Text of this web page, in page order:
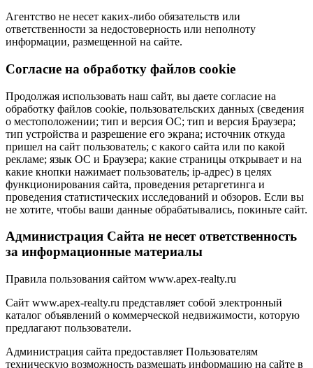
Агентство не несет каких-либо обязательств или
ответственности за недостоверность или неполноту
информации, размещенной на сайте.
Cогласие на обработку файлов cookie
Продолжая использовать наш сайт, вы даете согласие на
обработку файлов cookie, пользовательских данных (сведения
о местоположении; тип и версия ОС; тип и версия Браузера;
тип устройства и разрешение его экрана; источник откуда
пришел на сайт пользователь; с какого сайта или по какой
рекламе; язык ОС и Браузера; какие страницы открывает и на
какие кнопки нажимает пользователь; ip-адрес) в целях
функционирования сайта, проведения ретаргетинга и
проведения статистических исследований и обзоров. Если вы
не хотите, чтобы ваши данные обрабатывались, покиньте сайт.
Администрация Сайта не несет ответственность
за информационные материалы
Правила пользования сайтом www.apex-realty.ru
Сайт www.apex-realty.ru представляет собой электронный
каталог объявлений о коммерческой недвижимости, которую
предлагают пользователи.
Администрация сайта предоставляет Пользователям
техническую возможность размещать информацию на сайте в